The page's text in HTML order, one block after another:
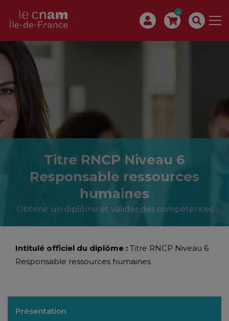
0
Titre RNCP Niveau 6
Responsable ressources
humaines
Obtenir un diplôme et valider des compétences
Intitulé officiel du diplôme : Titre RNCP Niveau 6
Responsable ressources humaines
Présentation